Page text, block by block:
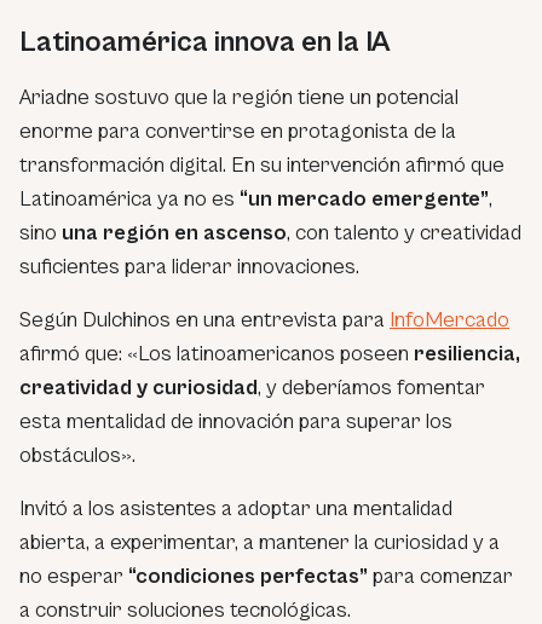
Latinoamérica innova en la IA
Ariadne sostuvo que la región tiene un potencial
enorme para convertirse en protagonista de la
transformación digital. En su intervención afirmó que
Latinoamérica ya no es “un mercado emergente”,
sino una región en ascenso, con talento y creatividad
suficientes para liderar innovaciones.
Según Dulchinos en una entrevista para InfoMercado
afirmó que: «Los latinoamericanos poseen resiliencia,
creatividad y curiosidad, y deberíamos fomentar
esta mentalidad de innovación para superar los
obstáculos».
Invitó a los asistentes a adoptar una mentalidad
abierta, a experimentar, a mantener la curiosidad y a
no esperar “condiciones perfectas” para comenzar
a construir soluciones tecnológicas.